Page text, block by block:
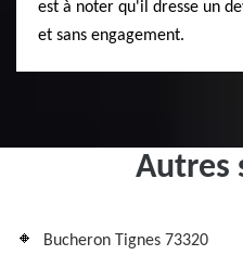
est à noter qu'il dresse un
et sans engagement.
Autres
Bucheron Tignes 73320